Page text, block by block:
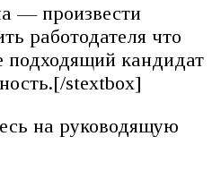
— произвести
работодателя что
подходящий кандидат
stextbox]
на руководящую